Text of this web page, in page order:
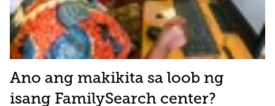
Ano ang makikita sa loob ng
isang FamilySearch center?